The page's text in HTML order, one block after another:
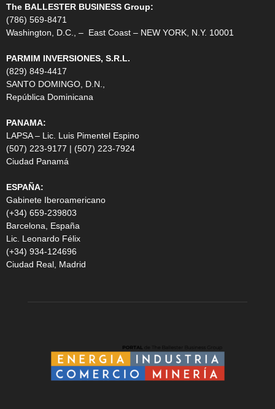
The BALLESTER BUSINESS Group:
(786) 569-8471
Washington, D.C., – East Coast – NEW YORK, N.Y. 10001
PARMIM INVERSIONES, S.R.L.
(829) 849-4417
SANTO DOMINGO, D.N.,
República Dominicana
PANAMA:
LAPSA – Lic. Luis Pimentel Espino
(507) 223-9177 | (507) 223-7924
Ciudad Panamá
ESPAÑA:
Gabinete Iberoamericano
(+34) 659-239803
Barcelona, España
Lic. Leonardo Félix
(+34) 934-124696
Ciudad Real, Madrid